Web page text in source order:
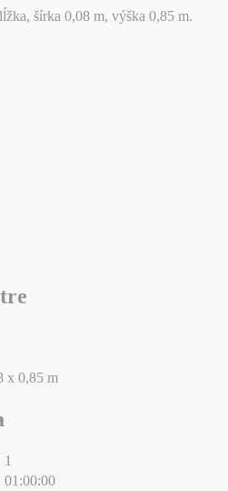
šírka 0,08 m, výška 0,85 m.
x 0,85 m
1
01:00:00